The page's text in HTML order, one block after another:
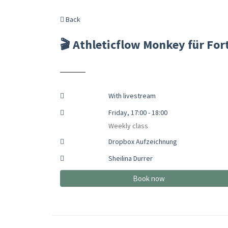
Back
🎬 Athleticflow Monkey für
With livestream
Friday, 17:00 - 18:00
Weekly class
Dropbox Aufzeichnung
Sheilina Durrer
Book now